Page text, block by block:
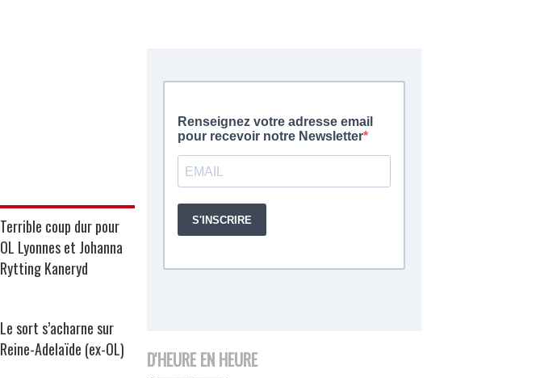
Terrible coup dur pour
OL Lyonnes et Johanna
Rytting Kaneryd
Le sort s’acharne sur
Reine-Adelaïde (ex-OL)
D'HEURE EN HEURE